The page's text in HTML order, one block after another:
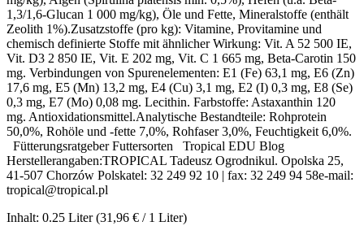
1,3/1,6-Glucan 1 000 mg/kg), Öle und Fette, Mineralstoffe (enthält
Zeolith 1%).Zusatzstoffe (pro kg): Vitamine, Provitamine und
chemisch definierte Stoffe mit ähnlicher Wirkung: Vit. A 52 500 IE,
Vit. D3 2 850 IE, Vit. E 202 mg, Vit. C 1 665 mg, Beta-Carotin 150
mg. Verbindungen von Spurenelementen: E1 (Fe) 63,1 mg, E6 (Zn)
17,6 mg, E5 (Mn) 13,2 mg, E4 (Cu) 3,1 mg, E2 (I) 0,3 mg, E8 (Se)
0,3 mg, E7 (Mo) 0,08 mg. Lecithin. Farbstoffe: Astaxanthin 120
mg. Antioxidationsmittel.Analytische Bestandteile: Rohprotein
50,0%, Rohöle und -fette 7,0%, Rohfaser 3,0%, Feuchtigkeit 6,0%.
Fütterungsratgeber Futtersorten Tropical EDU Blog
Herstellerangaben:TROPICAL Tadeusz Ogrodnikul. Opolska 25,
41-507 Chorzów Polskatel: 32 249 92 10 | fax: 32 249 94 58e-mail:
tropical@tropical.pl
Inhalt: 0.25 Liter(31,96 € / 1 Liter)